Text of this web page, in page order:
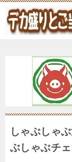
しゃぶしゃ
ぶしゃぶチ